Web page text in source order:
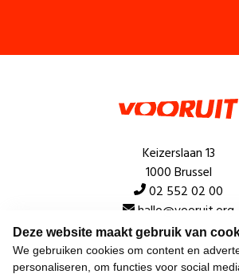
Deze website maakt gebruik van
We gebruiken cookies om content en
personaliseren, om functies voor social
Keizerslaan 13
1000 Brussel
02 552 02 00
hallo@vooruit.org
Snel